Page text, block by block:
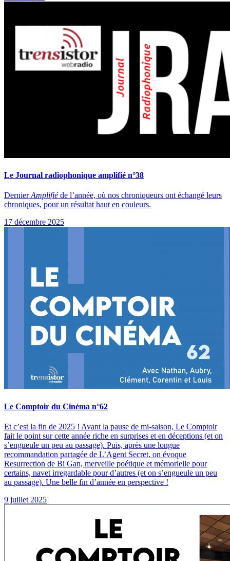
Le Journal radiophonique amplifié n°38
DernierAmplifiéde l’année, où nos chroniqueurs ont échangé leurs
chroniques, pour un résultat haut en couleurs.
17 décembre 2025
Le Comptoir du Cinéma n°62
Et c’est la fin de 2025 ! Avant la pause de mi-saison, Le Comptoir
fait le point sur cette année riche en surprises et en déceptions (et on
s’engueule un peu au passage). Puis, après une longue
recommandation partagée de L’Agent Secret, on évoque
Resurrection de Bi Gan, merveille poétique et mémorielle pour
certains, navet irregardable pour d’autres (et on s’engueule un peu
au passage). Une belle fin d’année en perspective !
9 juillet 2025